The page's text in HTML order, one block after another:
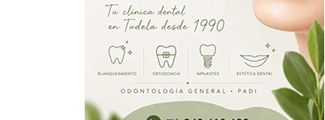
AL EMPLEO EN EL AYUNTAMIENTO
de Cortes que retire la OPE del
puestos de trabajo solo para hombres.
que vulnera la Ley de Igualdad y
de la propia Constitución. Los